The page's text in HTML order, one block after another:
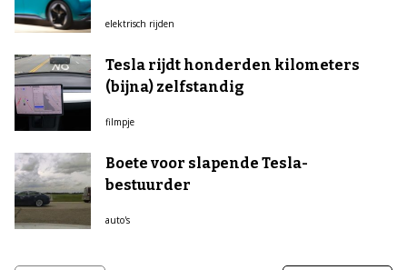
elektrisch rijden
Tesla rijdt honderden kilometers
(bijna) zelfstandig
filmpje
Boete voor slapende Tesla-
bestuurder
auto's